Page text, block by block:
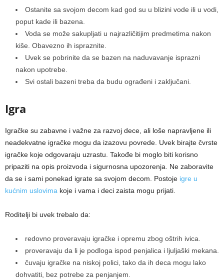
Ostanite sa svojom decom kad god su u blizini vode ili u vodi,
poput kade ili bazena.
Voda se može sakupljati u najrazličitijim predmetima nakon
kiše. Obavezno ih ispraznite.
Uvek se pobrinite da se bazen na naduvavanje isprazni
nakon upotrebe.
Svi ostali bazeni treba da budu ograđeni i zaključani.
Igra
Igračke su zabavne i važne za razvoj dece, ali loše napravljene ili
neadekvatne igračke mogu da izazovu povrede. Uvek birajte čvrste
igračke koje odgovaraju uzrastu. Takođe bi moglo biti korisno
pripaziti na opis proizvoda i sigurnosna upozorenja. Ne zaboravite
da se i sami ponekad igrate sa svojom decom. Postoje igre u
kućnim uslovima koje i vama i deci zaista mogu prijati.
Roditelji bi uvek trebalo da:
redovno proveravaju igračke i opremu zbog oštrih ivica.
proveravaju da li je podloga ispod penjalica i ljuljaški mekana.
čuvaju igračke na niskoj polici, tako da ih deca mogu lako
dohvatiti, bez potrebe za penjanjem.